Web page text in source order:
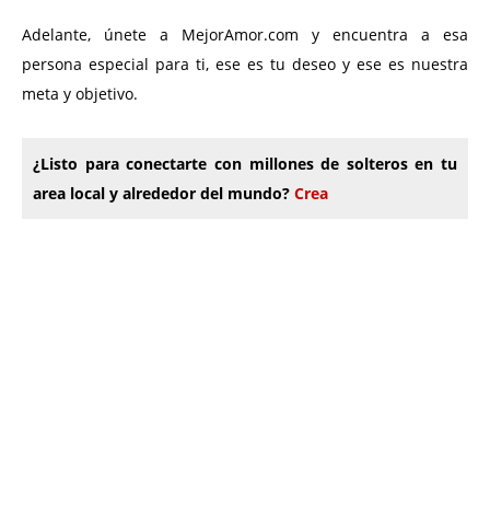
Adelante, únete a MejorAmor.com y encuentra a esa
persona especial para ti, ese es tu deseo y ese es nuestra
meta y objetivo.
¿Listo para conectarte con millones de solteros en tu
area local y alrededor del mundo? Crea